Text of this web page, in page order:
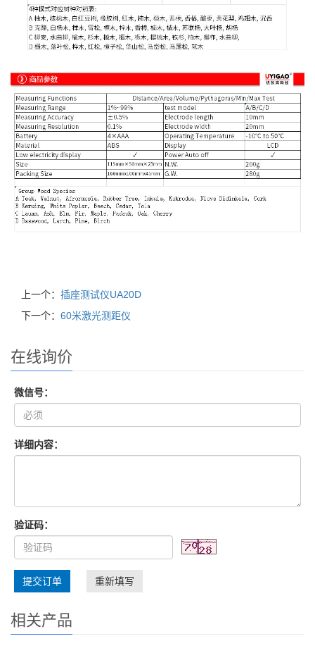
上一个： 插座测试仪UA20D
下一个： 60米激光测距仪
在线询价
微信号：
详细内容：
验证码：
提交订单 重新填写
相关产品